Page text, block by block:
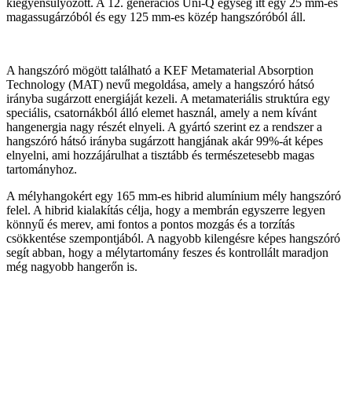
kiegyensúlyozott. A 12. generációs Uni-Q egység itt egy 25 mm-es
magassugárzóból és egy 125 mm-es közép hangszóróból áll.
A hangszóró mögött található a KEF Metamaterial Absorption
Technology (MAT) nevű megoldása, amely a hangszóró hátsó
irányba sugárzott energiáját kezeli. A metamateriális struktúra egy
speciális, csatornákból álló elemet használ, amely a nem kívánt
hangenergia nagy részét elnyeli. A gyártó szerint ez a rendszer a
hangszóró hátsó irányba sugárzott hangjának akár 99%-át képes
elnyelni, ami hozzájárulhat a tisztább és természetesebb magas
tartományhoz.
A mélyhangokért egy 165 mm-es hibrid alumínium mély hangszóró
felel. A hibrid kialakítás célja, hogy a membrán egyszerre legyen
könnyű és merev, ami fontos a pontos mozgás és a torzítás
csökkentése szempontjából. A nagyobb kilengésre képes hangszóró
segít abban, hogy a mélytartomány feszes és kontrollált maradjon
még nagyobb hangerőn is.